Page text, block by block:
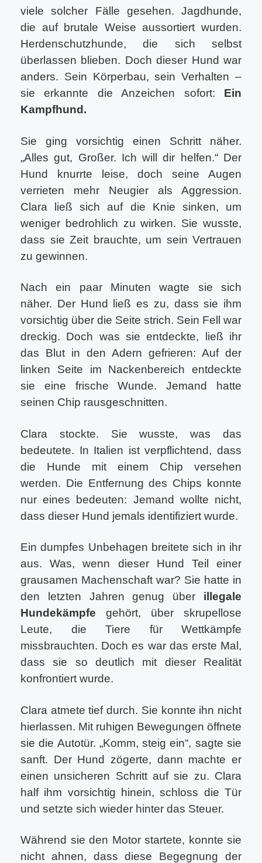
viele solcher Fälle gesehen. Jagdhunde,
die auf brutale Weise aussortiert wurden.
Herdenschutzhunde, die sich selbst
überlassen blieben. Doch dieser Hund war
anders. Sein Körperbau, sein Verhalten –
sie erkannte die Anzeichen sofort: Ein
Kampfhund.
Sie ging vorsichtig einen Schritt näher.
„Alles gut, Großer. Ich will dir helfen.“ Der
Hund knurrte leise, doch seine Augen
verrieten mehr Neugier als Aggression.
Clara ließ sich auf die Knie sinken, um
weniger bedrohlich zu wirken. Sie wusste,
dass sie Zeit brauchte, um sein Vertrauen
zu gewinnen.
Nach ein paar Minuten wagte sie sich
näher. Der Hund ließ es zu, dass sie ihm
vorsichtig über die Seite strich. Sein Fell war
dreckig. Doch was sie entdeckte, ließ ihr
das Blut in den Adern gefrieren: Auf der
linken Seite im Nackenbereich entdeckte
sie eine frische Wunde. Jemand hatte
seinen Chip rausgeschnitten.
Clara stockte. Sie wusste, was das
bedeutete. In Italien ist verpflichtend, dass
die Hunde mit einem Chip versehen
werden. Die Entfernung des Chips konnte
nur eines bedeuten: Jemand wollte nicht,
dass dieser Hund jemals identifiziert wurde.
Ein dumpfes Unbehagen breitete sich in ihr
aus. Was, wenn dieser Hund Teil einer
grausamen Machenschaft war? Sie hatte in
den letzten Jahren genug über illegale
Hundekämpfe gehört, über skrupellose
Leute, die Tiere für Wettkämpfe
missbrauchten. Doch es war das erste Mal,
dass sie so deutlich mit dieser Realität
konfrontiert wurde.
Clara atmete tief durch. Sie konnte ihn nicht
hierlassen. Mit ruhigen Bewegungen öffnete
sie die Autotür. „Komm, steig ein“, sagte sie
sanft. Der Hund zögerte, dann machte er
einen unsicheren Schritt auf sie zu. Clara
half ihm vorsichtig hinein, schloss die Tür
und setzte sich wieder hinter das Steuer.
Während sie den Motor startete, konnte sie
nicht ahnen, dass diese Begegnung der